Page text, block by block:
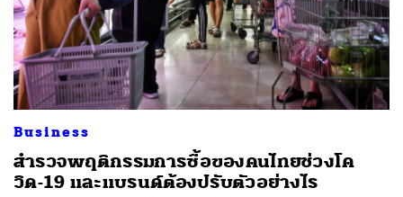
Business
สำรวจพฤติกรรมการซื้อของคนไทยช่วงโค
วิด-19 และแบรนด์ต้องปรับตัวอย่างไร
ค้นหา
SHARE TWEET LINE EMAIL